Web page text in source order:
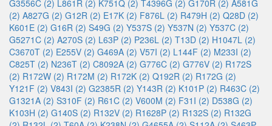
G3556C (2) L861R (2) K751Q (2) T4396G (2) G170R (2) A581G
(2) A827G (2) G12R (2) E17K (2) F876L (2) R479H (2) Q28D (2)
K601E (2) G16R (2) S49G (2) Y537S (2) Y537N (2) Y537C (2)
G5271C (2) A270S (2) L63P (2) P236L (2) T13D (2) H1047L (2)
C3670T (2) E255V (2) G469A (2) V57I (2) L144F (2) M233I (2)
C825T (2) N236T (2) C8092A (2) G776C (2) G776V (2) R172S
(2) R172W (2) R172M (2) R172K (2) Q192R (2) R172G (2)
Y121F (2) V843I (2) G2385R (2) Y143R (2) K101P (2) R463C (2)
G1321A (2) S310F (2) R61C (2) V600M (2) F31I (2) D538G (2)
K103H (2) G140S (2) R132V (2) R1628P (2) R132S (2) R132G